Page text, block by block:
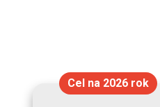
Cel na 2026 rok